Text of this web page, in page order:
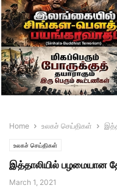
Home உலகச் செய்திகள்
உலகச் செய்திகள்
இத்தாலியில் பழமையான
March 1, 2021